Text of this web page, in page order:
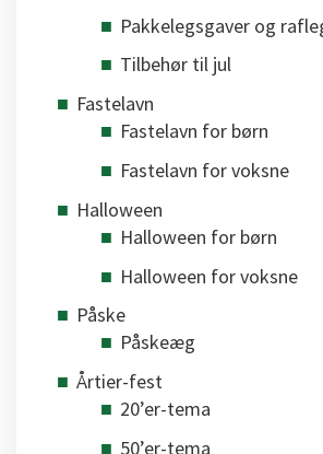
Pakkelegsgaver og
Tilbehør til jul
Fastelavn
Fastelavn for børn
Fastelavn for voksne
Halloween
Halloween for børn
Halloween for voksne
Påske
Påskeæg
Årtier-fest
20’er-tema
50’er-tema